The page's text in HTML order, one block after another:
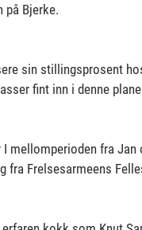
på Bjerke.
sin stillingsprosent
fint inn i denne
mellomperioden fra
fra Frelsesarmeens